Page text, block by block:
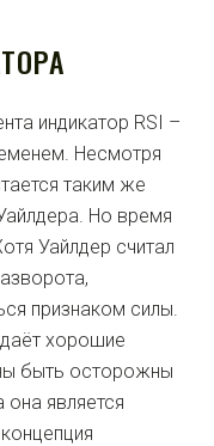
индикатор RSI –
Несмотря
таким же
Но время
Уайлдер считал
признаком силы.
хорошие
быть осторожны
является